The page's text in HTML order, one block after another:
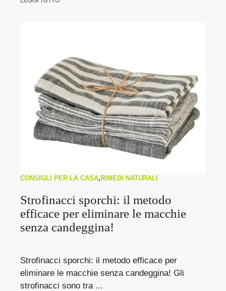
CONSIGLI PER LA CASA,RIMEDI NATURALI
Strofinacci sporchi: il metodo
efficace per eliminare le macchie
senza candeggina!
Strofinacci sporchi: il metodo efficace per
eliminare le macchie senza candeggina! Gli
strofinacci sono tra ...